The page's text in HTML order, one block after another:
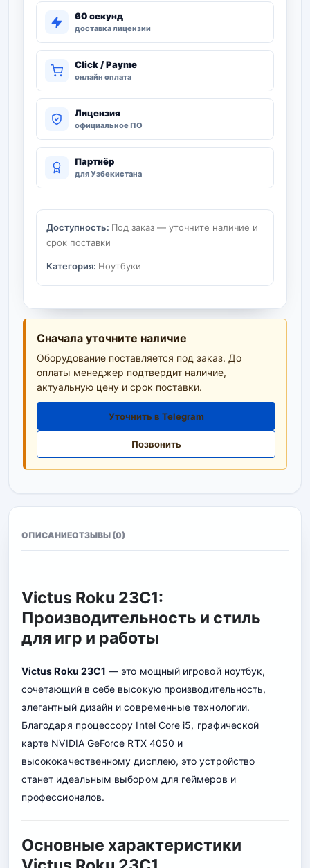
60 секунд
доставка лицензии
Click / Payme
онлайн оплата
Лицензия
официальное ПО
Партнёр
для Узбекистана
Доступность: Под заказ — уточните наличие и
срок поставки
Категория: Ноутбуки
Сначала уточните наличие
Оборудование поставляется под заказ. До
оплаты менеджер подтвердит наличие,
актуальную цену и срок поставки.
Уточнить в Telegram
Позвонить
ОПИСАНИЕОТЗЫВЫ (0)
Victus Roku 23C1:
Производительность и стиль
для игр и работы
Victus Roku 23C1 — это мощный игровой ноутбук,
сочетающий в себе высокую производительность,
элегантный дизайн и современные технологии.
Благодаря процессору Intel Core i5, графической
карте NVIDIA GeForce RTX 4050 и
высококачественному дисплею, это устройство
станет идеальным выбором для геймеров и
профессионалов.
Основные характеристики